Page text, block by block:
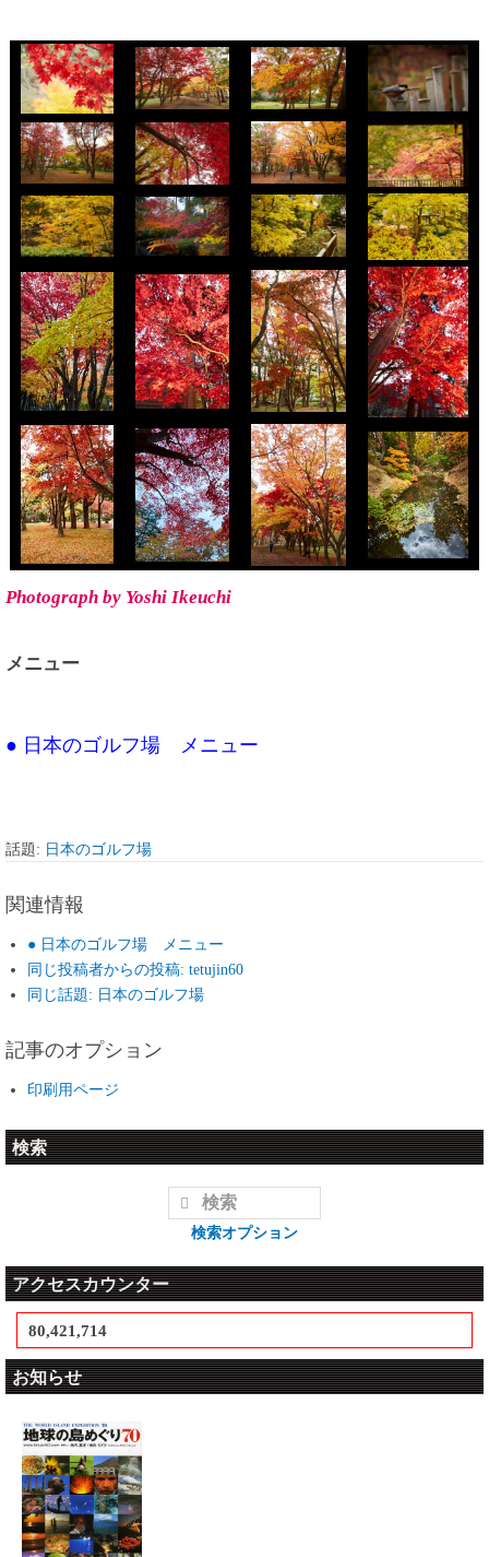
Photograph by Yoshi Ikeuchi
メニュー
● 日本のゴルフ場 メニュー
話題: 日本のゴルフ場
関連情報
● 日本のゴルフ場 メニュー
同じ投稿者からの投稿: tetujin60
同じ話題: 日本のゴルフ場
記事のオプション
印刷用ページ
検索
検索オプション
アクセスカウンター
80,421,714
お知らせ